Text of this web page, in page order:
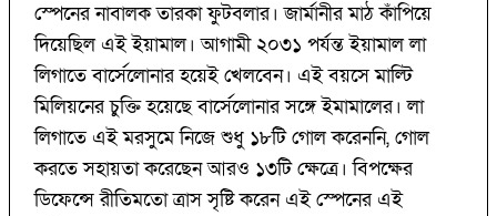
স্পেনের নাবালক তারকা ফুটবলার। জার্মানীর মাঠ কাঁপিয়ে
দিয়েছিল এই ইয়ামাল। আগামী ২০৩১ পর্যন্ত ইয়ামাল লা
লিগাতে বার্সেলোনার হয়েই খেলবেন। এই বয়সে মাল্টি
মিলিয়নের চুক্তি হয়েছে বার্সেলোনার সঙ্গে ইমামালের। লা
লিগাতে এই মরসুমে নিজে শুধু ১৮টি গোল করেননি, গোল
করতে সহায়তা করেছেন আরও ১৩টি ক্ষেত্রে। বিপক্ষের
ডিফেন্সে রীতিমতো ত্রাস সৃষ্টি করেন এই স্পেনের এই